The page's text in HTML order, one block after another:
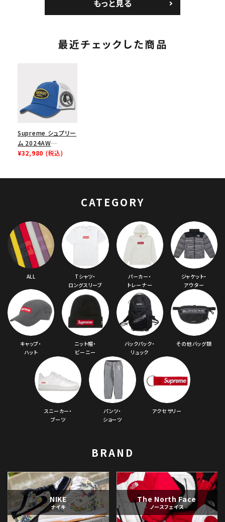
もっと見る
最近チェックした商品
Supreme シュプリー
ム 2024AW
Hysteric Glamour
¥32,980 (税込)
CATEGORY
ALL
Tシャツ・
ロングスリーブ
パーカー・
トレーナー
ジャケット・
アウター
キャップ・
ハット
ニット帽・
ビーニー
バックパック・
リュック
その他バッグ類
スニーカー・
ブーツ
パンツ・
ショーツ
アクセサリー
BRAND
NIKE
ナイキ
The North Face
ノースフェイス